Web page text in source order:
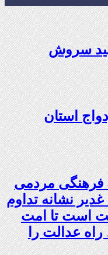
سروش
استان
فرهنگی مردمی
نشانه تداوم
است تا امت
راه عدالت را